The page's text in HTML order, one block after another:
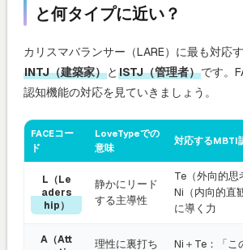
と何タイプに近い？
カリスマバランサー（LARE）に最も対応
INTJ（建築家）と ISTJ（管理者）です。
認知機能の対応を見ていきましょう。
FACEコー
ド
LoveTypeでの
意味
対応するMBTI
L（Le
aders
hip）
静かにリード
する主導性
Te（外向的
Ni（内向的直
に導く力
A（Att
理性に裏打ち
Ni＋Te：「こ